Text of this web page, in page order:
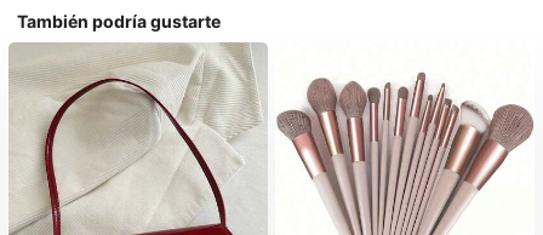
También podría gustarte